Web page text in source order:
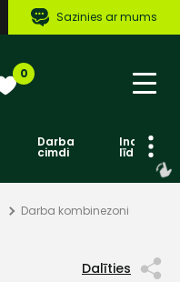
Sazinies ar mums
0
Darba
cimdi līdzekļi
Darba kombinezoni
Dalīties